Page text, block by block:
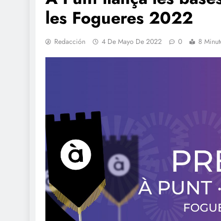
les Fogueres 2022
Redacción 4 De Mayo De 2022 0 8